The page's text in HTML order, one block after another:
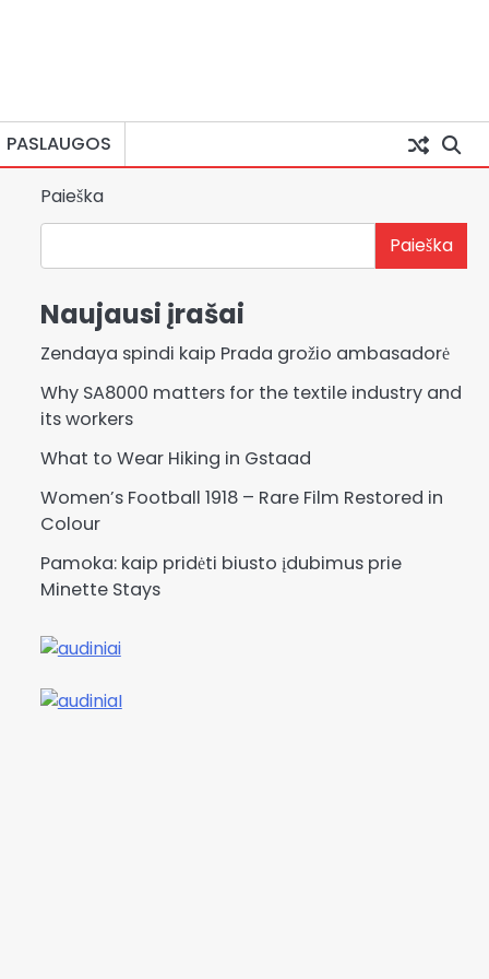
PASLAUGOS
Paieška
Paieška
Naujausi įrašai
Zendaya spindi kaip Prada grožio ambasadorė
Why SA8000 matters for the textile industry and
its workers
What to Wear Hiking in Gstaad
Women’s Football 1918 – Rare Film Restored in
Colour
Pamoka: kaip pridėti biusto įdubimus prie
Minette Stays